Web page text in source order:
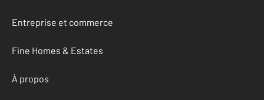
Entreprise et commerce
Fine Homes & Estates
À propos